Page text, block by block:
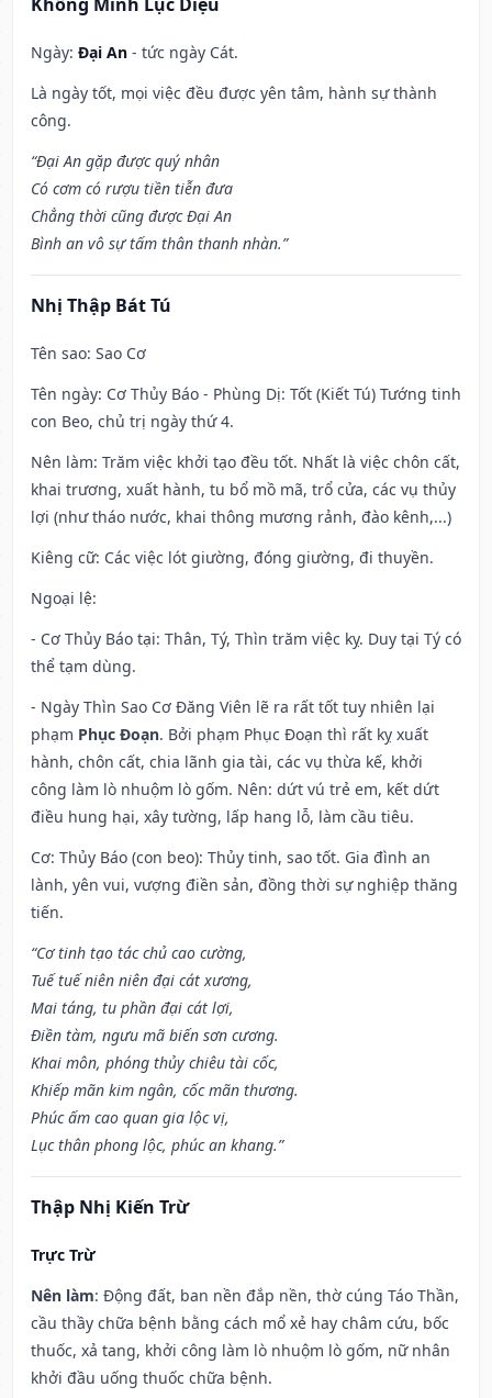
Ngày: Đại An - tức ngày Cát.
Là ngày tốt, mọi việc đều được yên tâm, hành sự thành
công.
“Đại An gặp được quý nhân
Có cơm có rượu tiền tiễn đưa
Chẳng thời cũng được Đại An
Bình an vô sự tấm thân thanh nhàn.”
Nhị Thập Bát Tú
Tên sao: Sao Cơ
Tên ngày: Cơ Thủy Báo - Phùng Dị: Tốt (Kiết Tú) Tướng tinh
con Beo, chủ trị ngày thứ 4.
Nên làm: Trăm việc khởi tạo đều tốt. Nhất là việc chôn cất,
khai trương, xuất hành, tu bổ mồ mã, trổ cửa, các vụ thủy
lợi (như tháo nước, khai thông mương rảnh, đào kênh,...)
Kiêng cữ: Các việc lót giường, đóng giường, đi thuyền.
Ngoại lệ:
- Cơ Thủy Báo tại: Thân, Tý, Thìn trăm việc kỵ. Duy tại Tý có
thể tạm dùng.
- Ngày Thìn Sao Cơ Đăng Viên lẽ ra rất tốt tuy nhiên lại
phạm Phục Đoạn. Bởi phạm Phục Đoạn thì rất kỵ xuất
hành, chôn cất, chia lãnh gia tài, các vụ thừa kế, khởi
công làm lò nhuộm lò gốm. Nên: dứt vú trẻ em, kết dứt
điều hung hại, xây tường, lấp hang lỗ, làm cầu tiêu.
Cơ: Thủy Báo (con beo): Thủy tinh, sao tốt. Gia đình an
lành, yên vui, vượng điền sản, đồng thời sự nghiệp thăng
tiến.
“Cơ tinh tạo tác chủ cao cường,
Tuế tuế niên niên đại cát xương,
Mai táng, tu phần đại cát lợi,
Điền tàm, ngưu mã biến sơn cương.
Khai môn, phóng thủy chiêu tài cốc,
Khiếp mãn kim ngân, cốc mãn thương.
Phúc ấm cao quan gia lộc vị,
Lục thân phong lộc, phúc an khang.”
Thập Nhị Kiến Trừ
Trực Trừ
Nên làm: Động đất, ban nền đắp nền, thờ cúng Táo Thần,
cầu thầy chữa bệnh bằng cách mổ xẻ hay châm cứu, bốc
thuốc, xả tang, khởi công làm lò nhuộm lò gốm, nữ nhân
khởi đầu uống thuốc chữa bệnh.